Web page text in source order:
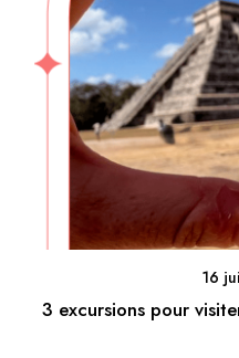
16
3 excursions pour